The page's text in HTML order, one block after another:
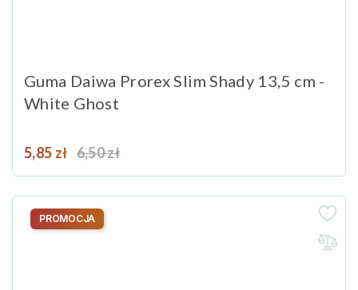
Guma Daiwa Prorex Slim Shady 13,5 cm -
White Ghost
Cena
5,85 zł Cena podstawowa
6,50 zł
PROMOCJA